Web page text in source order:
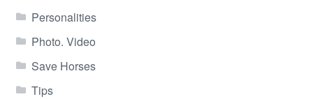
Personalities
Photo. Video
Save Horses
Tips